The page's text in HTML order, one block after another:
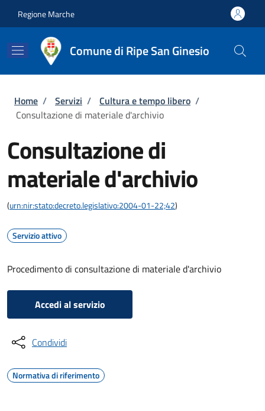
Regione Marche
Comune di Ripe San Ginesio
Briciole di pane
Home / Servizi / Cultura e tempo libero /
Consultazione di materiale d'archivio
Consultazione di
materiale d'archivio
(urn:nir:stato:decreto.legislativo:2004-01-22;42)
Servizio attivo
Procedimento di consultazione di materiale d'archivio
Accedi al servizio
Condividi
Normativa di riferimento